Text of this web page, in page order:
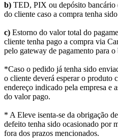
b) TED, PIX ou depósito bancário
do cliente caso a compra tenha
c) Estorno do valor total do
cliente tenha pago a compra via
pelo gateway de pagamento para
*Caso o pedido já tenha sido
o cliente deverá esperar o produto
endereço indicado pela empresa e
do valor pago.
* A Eleve isenta-se da obrigação
defeito tenha sido ocasionado por
fora dos prazos mencionados.